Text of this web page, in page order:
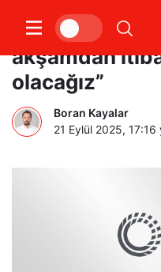
Hakan Bilal
akşamdan
olacağız”
Boran Kayalar
21 Eylül 2025, 17:16